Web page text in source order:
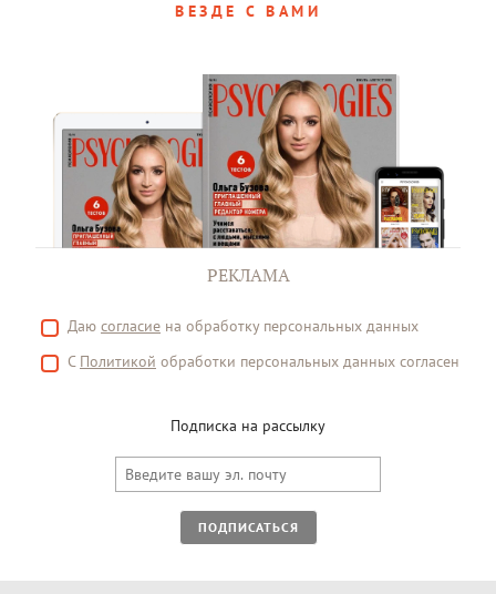
ВЕЗДЕ С ВАМИ
РЕКЛАМА
Даю согласие на обработку персональных данных
С Политикой обработки персональных данных согласен
Подписка на рассылку
ПОДПИСАТЬСЯ